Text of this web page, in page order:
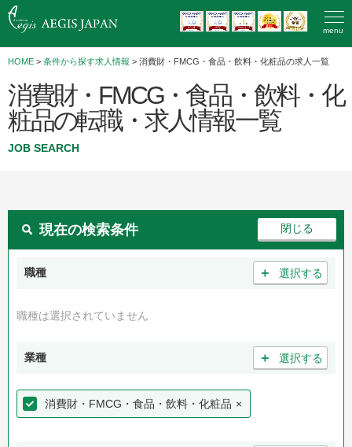
menu
HOME > 条件から探す求人情報 > 消費財・FMCG・食品・飲料・化粧品の求人一覧
消費財・FMCG・食品・飲料・化
粧品の転職・求人情報一覧
JOB SEARCH
現在の検索条件
職種 ＋ 選択する
職種は選択されていません
業種 ＋ 選択する
消費財・FMCG・食品・飲料・化粧品 ×